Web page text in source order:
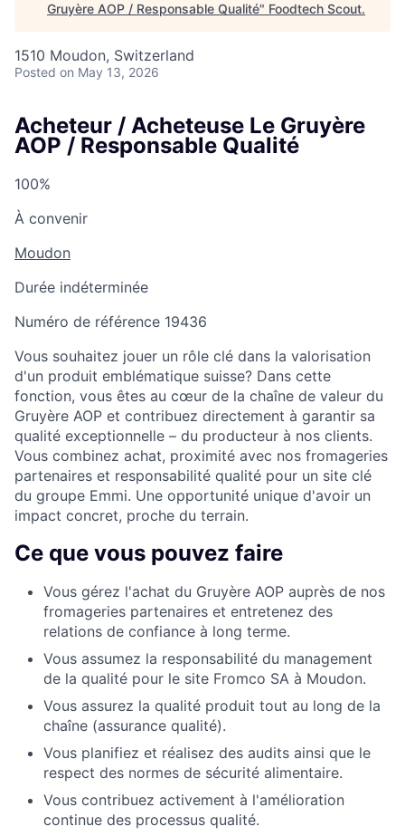
Gruyère AOP / Responsable Qualité" Foodtech Scout.
1510 Moudon, Switzerland
Posted on May 13, 2026
Acheteur / Acheteuse Le Gruyère
AOP / Responsable Qualité
100%
À convenir
Moudon
Durée indéterminée
Numéro de référence 19436
Vous souhaitez jouer un rôle clé dans la valorisation
d'un produit emblématique suisse? Dans cette
fonction, vous êtes au cœur de la chaîne de valeur du
Gruyère AOP et contribuez directement à garantir sa
qualité exceptionnelle – du producteur à nos clients.
Vous combinez achat, proximité avec nos fromageries
partenaires et responsabilité qualité pour un site clé
du groupe Emmi. Une opportunité unique d'avoir un
impact concret, proche du terrain.
Ce que vous pouvez faire
Vous gérez l'achat du Gruyère AOP auprès de nos
fromageries partenaires et entretenez des
relations de confiance à long terme.
Vous assumez la responsabilité du management
de la qualité pour le site Fromco SA à Moudon.
Vous assurez la qualité produit tout au long de la
chaîne (assurance qualité).
Vous planifiez et réalisez des audits ainsi que le
respect des normes de sécurité alimentaire.
Vous contribuez activement à l'amélioration
continue des processus qualité.